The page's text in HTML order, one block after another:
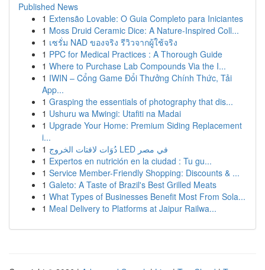
Published News
1 Extensão Lovable: O Guia Completo para Iniciantes
1 Moss Druid Ceramic Dice: A Nature-Inspired Coll...
1 เซรั่ม NAD ของจริง รีวิวจากผู้ใช้จริง
1 PPC for Medical Practices : A Thorough Guide
1 Where to Purchase Lab Compounds Via the I...
1 IWIN – Cổng Game Đổi Thưởng Chính Thức, Tải
App...
1 Grasping the essentials of photography that dis...
1 Ushuru wa Mwingi: Utafiti na Madai
1 Upgrade Your Home: Premium Siding Replacement
i...
1
دُوَات لافتات الخروج LED في مصر
1 Expertos en nutrición en la ciudad : Tu gu...
1 Service Member-Friendly Shopping: Discounts & ...
1 Galeto: A Taste of Brazil's Best Grilled Meats
1 What Types of Businesses Benefit Most From Sola...
1 Meal Delivery to Platforms at Jaipur Railwa...